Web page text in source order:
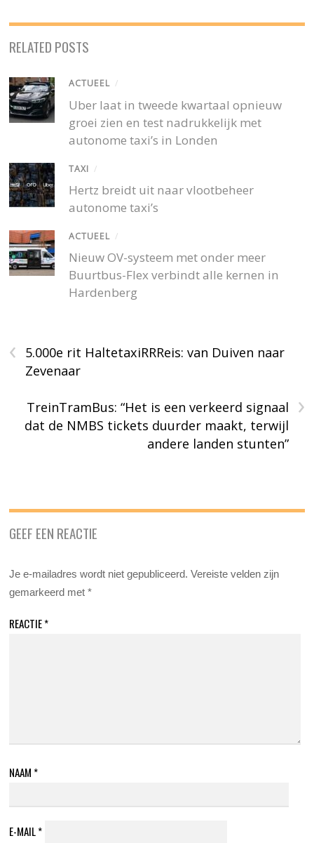
RELATED POSTS
ACTUEEL /
Uber laat in tweede kwartaal opnieuw
groei zien en test nadrukkelijk met
autonome taxi’s in Londen
TAXI /
Hertz breidt uit naar vlootbeheer
autonome taxi’s
ACTUEEL /
Nieuw OV-systeem met onder meer
Buurtbus-Flex verbindt alle kernen in
Hardenberg
‹
5.000e rit HaltetaxiRRReis: van Duiven naar
Zevenaar
›
TreinTramBus: “Het is een verkeerd signaal
dat de NMBS tickets duurder maakt, terwijl
andere landen stunten”
GEEF EEN REACTIE
Je e-mailadres wordt niet gepubliceerd. Vereiste velden zijn
gemarkeerd met*
REACTIE*
NAAM *
E-MAIL*